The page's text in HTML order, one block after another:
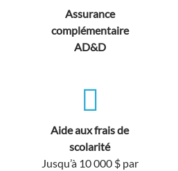
Assurance
complémentaire
AD&D
Aide aux frais de
scolarité
Jusqu’à 10 000 $ par